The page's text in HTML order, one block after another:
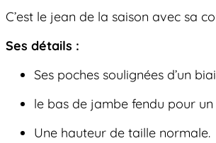
C’est le jean de la saison avec sa
Ses détails :
Ses poches soulignées d’un
le bas de jambe fendu pour
Une hauteur de taille normale.